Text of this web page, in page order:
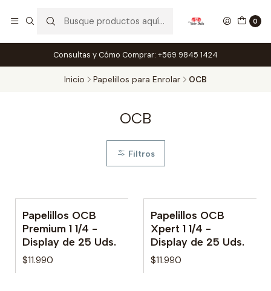
0
Consultas y Cómo Comprar: +569 9845 1424
Inicio Papelillos para Enrolar OCB
OCB
Filtros
Papelillos OCB
Premium 1 1/4 -
Display de 25 Uds.
$11.990
Papelillos OCB
Xpert 1 1/4 -
Display de 25 Uds.
$11.990